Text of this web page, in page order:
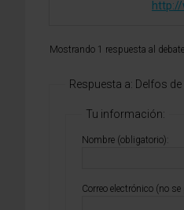
Mostrando 1 respuesta al debate
Respuesta a: Delfos
Tu información:
Nombre (obligatorio):
Correo electrónico (no